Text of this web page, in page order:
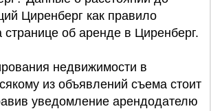
Циренберг как правило
странице об аренде в Циренберг.
недвижимости в
из объявлений съема стоит
уведомление арендодателю